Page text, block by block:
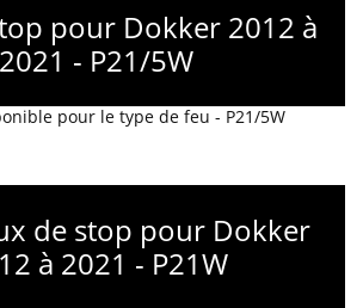
pour Dokker 2012 à
2021 - P21/5W
pour le type de feu - P21/5W
de stop pour Dokker
à 2021 - P21W